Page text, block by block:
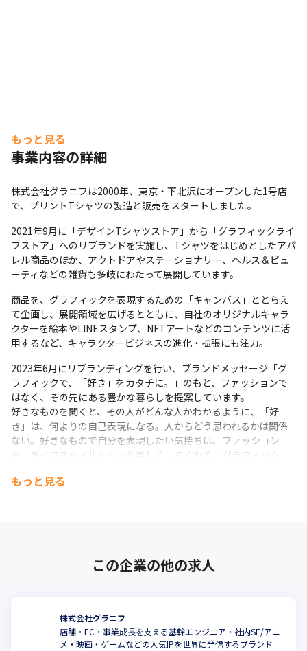
もっと見る
事業内容の詳細
株式会社グラニフは2000年、東京・下北沢にオープンした1号店
で、プリントTシャツの製造と販売をスタートしました。
2021年9月に「デザインTシャツストア」から「グラフィックライ
フストア」へのリブランドを実施し、Tシャツをはじめとしたアパ
レル商品のほか、アウトドアやステーショナリー、ヘルス＆ビュ
ーティなどの雑貨も多岐にわたって展開しています。
商品を、グラフィックを表現するための「キャンバス」ととらえ
て企画し、展開領域を広げるとともに、自社のオリジナルキャラ
クターを絵本やLINEスタンプ、NFTアートなどのコンテンツに活
用するなど、キャラクタービジネスの進化・拡張にも注力。
2023年6月にリブランディングを行い、ブランドメッセージ「グ
ラフィックで、「好き」をカタチに。」のもと、ファッションで
はなく、その先にある豊かな暮らしを提案しています。
好きなものを聞くと、その⼈がどんな⼈かわかるように、「好
き」は、何よりの⾃⼰表現になる。⼈からどう思われるかは関係
ない。好きなもので⾃分を表現したい気持ちは、ファッション
や、ライフスタイルをもっと楽しくしてくれる。グラフィック
れるカタチにしてくれる最⾼の⼿段だと、私たちグラニフは考え
もっと見る
この企業の他の求人
株式会社グラニフ
店舗・EC・事業成長を支える基幹エンジニア・社内SE/アニ
メ・映画・ゲームなどの人気IPを世界に発信するブランド